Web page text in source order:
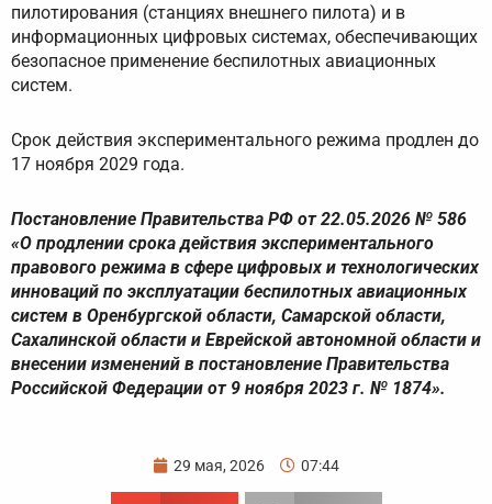
пилотирования (станциях внешнего пилота) и в
информационных цифровых системах, обеспечивающих
безопасное применение беспилотных авиационных
систем.
Срок действия экспериментального режима продлен до
17 ноября 2029 года.
Постановление Правительства РФ от 22.05.2026 № 586
«О продлении срока действия экспериментального
правового режима в сфере цифровых и технологических
инноваций по эксплуатации беспилотных авиационных
систем в Оренбургской области, Самарской области,
Сахалинской области и Еврейской автономной области и
внесении изменений в постановление Правительства
Российской Федерации от 9 ноября 2023 г. № 1874».
29 мая, 2026 07:44